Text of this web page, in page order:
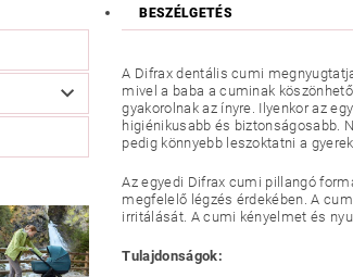
BESZÉLGETÉS
A Difrax dentális cumi
mivel a baba a cuminak
gyakorolnak az ínyre. Ilyenkor az
higiénikusabb és biztonságosabb.
pedig könnyebb leszoktatni a
Az egyedi Difrax cumi pillangó
megfelelő légzés érdekében. A
irritálását. A cumi kényelmet és
Tulajdonságok: